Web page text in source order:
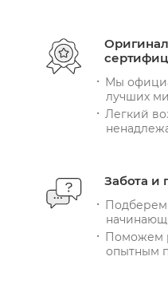
Мы
лучших
Легкий
Забота и
Подберем
Поможем
опытным